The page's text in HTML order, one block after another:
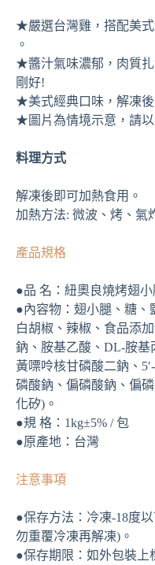
★嚴選台灣雞，搭配美
。
★醬汁氣味濃郁，肉質
剛好!
★美式經典口味，解凍後
★圖片為情境示意，請以
料理方式
解凍後即可加熱食用。
加熱方法: 微波、烤、氣
產品規格
●品 名：紐奧良燒烤翅小
●內容物：翅小腿、糖、
白胡椒、辣椒、食品添
鈉、胺基乙酸、DL-胺基
黃嘌呤核甘磷酸二鈉、
磷酸鈉、偏磷酸鈉、偏
化矽)。
●規 格：1kg±5% / 包
●原產地：台灣
注意事項
●保存方法：冷凍-18度
勿重覆冷凍再解凍)。
●保存期限：如外包裝上